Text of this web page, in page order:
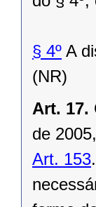
§ 4º A
(NR)
Art. 17.
de
Art. 153